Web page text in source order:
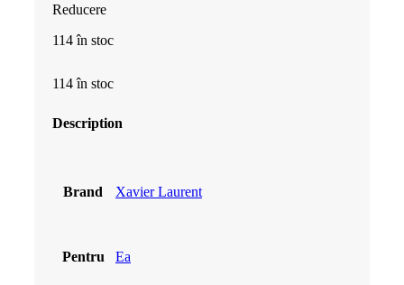
a
fost:
17.99 lei.
Reducere
114 în stoc
114 în stoc
Description
Brand Xavier Laurent
Pentru Ea